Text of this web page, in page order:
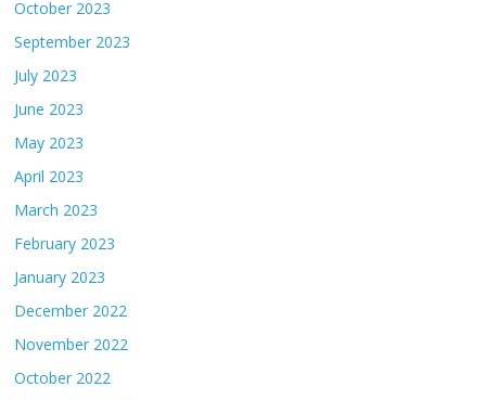
October 2023
September 2023
July 2023
June 2023
May 2023
April 2023
March 2023
February 2023
January 2023
December 2022
November 2022
October 2022